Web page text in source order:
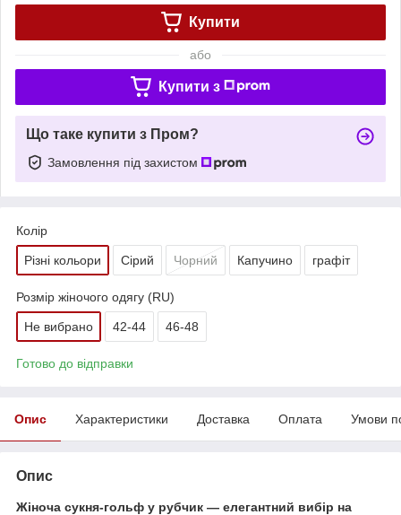
Купити
або
Купити з
Що таке купити з Пром?
Замовлення під захистом
Колір
Різні кольори Сірий Чорний Капучино графіт
Розмір жіночого одягу (RU)
Не вибрано 42-44 46-48
Готово до відправки
Опис Характеристики Доставка Оплата Умови
Опис
Жіноча сукня-гольф у рубчик — елегантний вибір на